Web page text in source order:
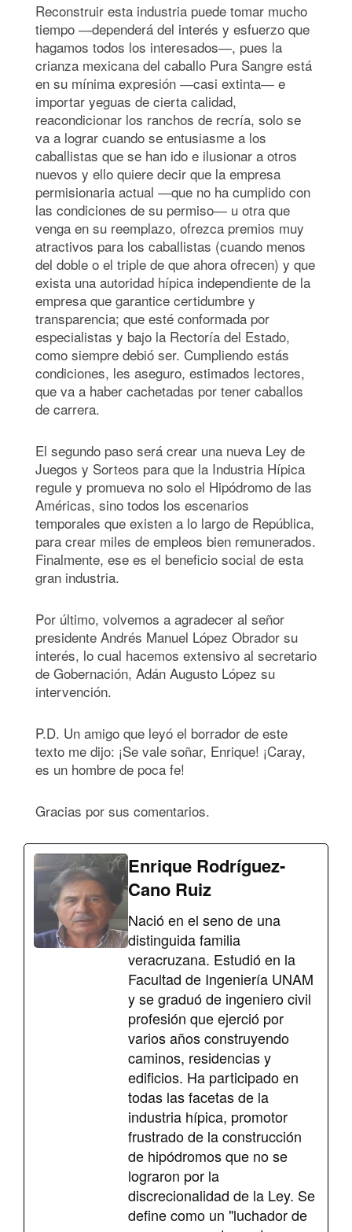
Reconstruir esta industria puede tomar mucho
tiempo ―dependerá del interés y esfuerzo que
hagamos todos los interesados―, pues la
crianza mexicana del caballo Pura Sangre está
en su mínima expresión ―casi extinta― e
importar yeguas de cierta calidad,
reacondicionar los ranchos de recría, solo se
va a lograr cuando se entusiasme a los
caballistas que se han ido e ilusionar a otros
nuevos y ello quiere decir que la empresa
permisionaria actual ―que no ha cumplido con
las condiciones de su permiso― u otra que
venga en su reemplazo, ofrezca premios muy
atractivos para los caballistas (cuando menos
del doble o el triple de que ahora ofrecen) y que
exista una autoridad hípica independiente de la
empresa que garantice certidumbre y
transparencia; que esté conformada por
especialistas y bajo la Rectoría del Estado,
como siempre debió ser. Cumpliendo estás
condiciones, les aseguro, estimados lectores,
que va a haber cachetadas por tener caballos
de carrera.
El segundo paso será crear una nueva Ley de
Juegos y Sorteos para que la Industria Hípica
regule y promueva no solo el Hipódromo de las
Américas, sino todos los escenarios
temporales que existen a lo largo de República,
para crear miles de empleos bien remunerados.
Finalmente, ese es el beneficio social de esta
gran industria.
Por último, volvemos a agradecer al señor
presidente Andrés Manuel López Obrador su
interés, lo cual hacemos extensivo al secretario
de Gobernación, Adán Augusto López su
intervención.
P.D. Un amigo que leyó el borrador de este
texto me dijo: ¡Se vale soñar, Enrique! ¡Caray,
es un hombre de poca fe!
Gracias por sus comentarios.
Enrique Rodríguez-
Cano Ruiz
Nació en el seno de una
distinguida familia
veracruzana. Estudió en la
Facultad de Ingeniería UNAM
y se graduó de ingeniero civil
profesión que ejerció por
varios años construyendo
caminos, residencias y
edificios. Ha participado en
todas las facetas de la
industria hípica, promotor
frustrado de la construcción
de hipódromos que no se
lograron por la
discrecionalidad de la Ley. Se
define como un "luchador de